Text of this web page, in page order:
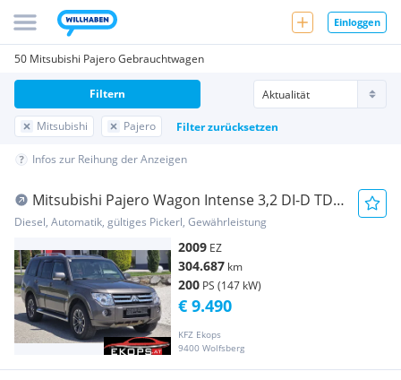
Einloggen
50 Mitsubishi Pajero Gebrauchtwagen
Mitsubishi Pajero Filter zurücksetzen
Filtern
Infos zur Reihung der Anzeigen
Mitsubishi Pajero Wagon Intense 3,2 DI-D TD
Aut.
Diesel, Automatik, gültiges Pickerl, Gewährleistung
2009 EZ
304.687 km
200 PS (147 kW)
KFZ Ekops
9400 Wolfsberg
€ 9.490